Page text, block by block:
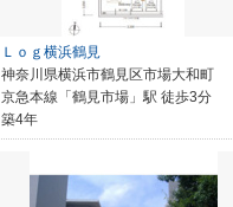
Ｌｏｇ横浜鶴見
神奈川県横浜市鶴見区市場大和町
京急本線「鶴見市場」駅 徒歩3分
築4年